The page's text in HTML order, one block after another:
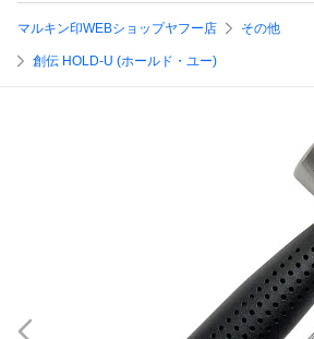
マルキン印WEBショップヤフー店 その他
創伝 HOLD-U (ホールド・ユー)